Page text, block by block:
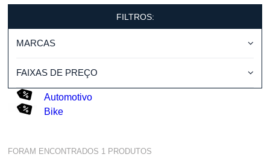
FILTROS:
MARCAS
FAIXAS DE PREÇO
Automotivo
Bike
FORAM ENCONTRADOS 1 PRODUTOS